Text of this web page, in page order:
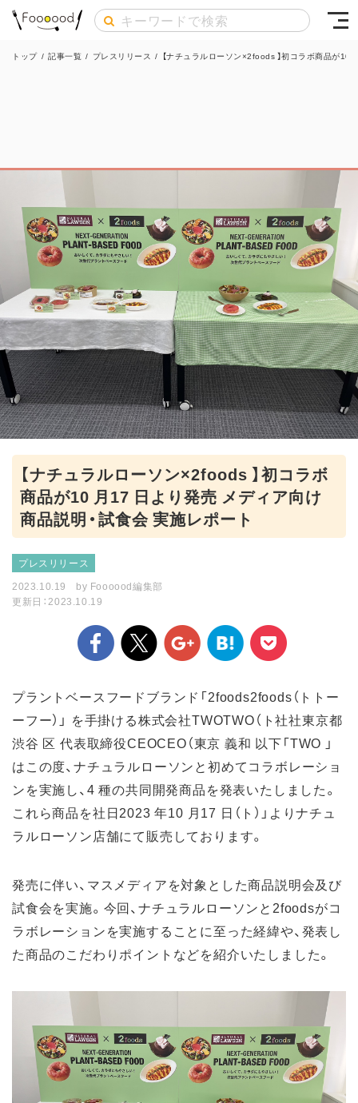
トップ / 記事一覧 / プレスリリース / 【ナチュラルローソン×2foods 】初コラボ商品が
【ナチュラルローソン×2foods 】初コラボ
商品が10 月17 日より発売 メディア向け
商品説明・試食会 実施レポート
プレスリリース
2023.10.19
by Foooood編集部
更新日：2023.10.19
プラントベースフードブランド「2foods2foods（トトー
ーフー）」 を手掛ける株式会社TWOTWO（ト社社東京都
渋谷 区 代表取締役CEOCEO（東京 義和 以下「TWO 」
はこの度、ナチュラルローソンと初めてコラボレーショ
ンを実施し、4 種の共同開発商品を発表いたしました。
これら商品を社日2023 年10 月17 日（ト）」よりナチュ
ラルローソン店舗にて販売しております。
発売に伴い、マスメディアを対象とした商品説明会及び
試食会を実施。今回、ナチュラルローソンと2foodsがコ
ラボレーションを実施することに至った経緯や、発表し
た商品のこだわりポイントなどを紹介いたしました。